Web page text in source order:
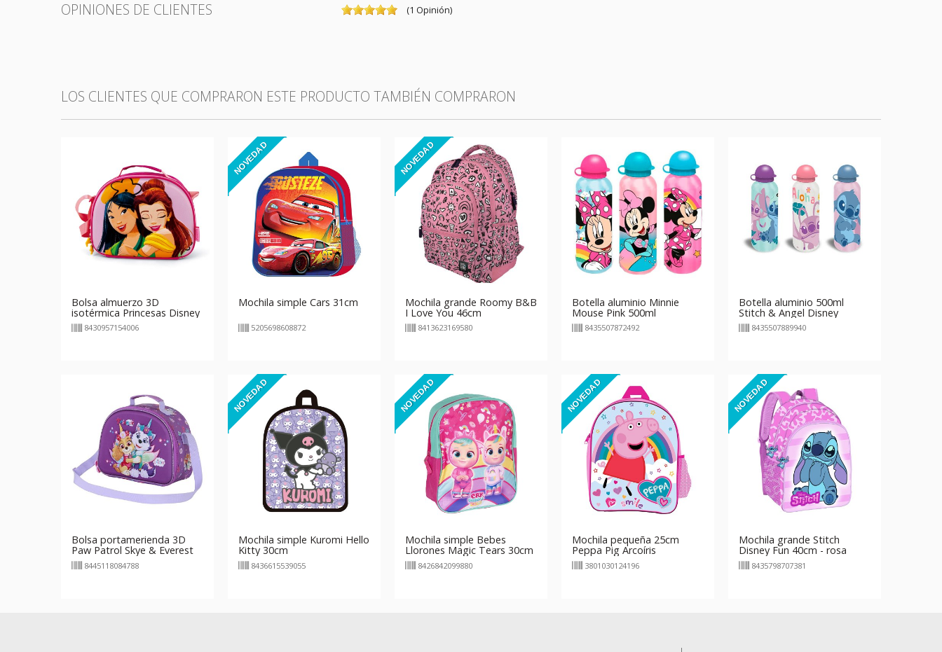
OPINIONES DE CLIENTES (1 Opinión)
LOS CLIENTES QUE COMPRARON ESTE PRODUCTO TAMBIÉN COMPRARON
Bolsa almuerzo 3D
isotérmica Princesas Disney
8430957154006
NOVEDAD
Mochila simple Cars 31cm
5205698608872
NOVEDAD
Mochila grande Roomy B&B
I Love You 46cm
8413623169580
Botella aluminio Minnie
Mouse Pink 500ml
8435507872492
Botella aluminio 500ml
Stitch & Angel Disney
8435507889940
Bolsa portamerienda 3D
Paw Patrol Skye & Everest
8445118084788
NOVEDAD
Mochila simple Kuromi Hello
Kitty 30cm
8436615539055
NOVEDAD
Mochila simple Bebes
Llorones Magic Tears 30cm
- rosa8426842099880
NOVEDAD
Mochila pequeña 25cm
Peppa Pig Arcoíris
3801030124196
NOVEDAD
Mochila grande Stitch
Disney Fun 40cm - rosa
8435798707381